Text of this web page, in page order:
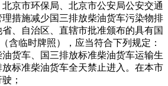
北京市环保局、北京市公安局公安交通
措施减少国三排放柴油货车污染物排
、自治区、直辖市批准颁布的具有国
含临时牌照），应当符合下列规定：
货车、国三排放标准柴油货车运输生
标准柴油货车全天禁止进入。在本市
；